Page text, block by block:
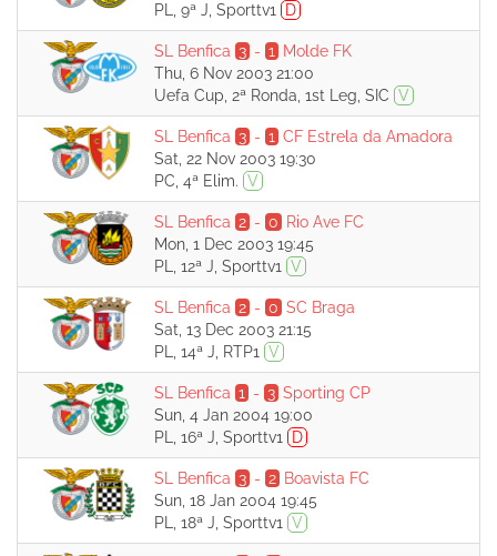
PL, 9ª J, Sporttv1
D
SL Benfica 3 - 1
Molde FK
Thu, 6 Nov 2003 21:00
Uefa Cup, 2ª Ronda, 1st Leg, SIC V
SL Benfica 3 - 1 CF Estrela da Amadora
Sat, 22 Nov 2003 19:30
PC, 4ª Elim. V
SL Benfica 2 - 0
Rio Ave FC
Mon, 1 Dec 2003 19:45
PL, 12ª J, Sporttv1
V
SL Benfica 2 - 0 SC Braga
Sat, 13 Dec 2003 21:15
PL, 14ª J, RTP1
V
SL Benfica 1 - 3 Sporting CP
Sun, 4 Jan 2004 19:00
PL, 16ª J, Sporttv1
D
SL Benfica 3 - 2 Boavista FC
Sun, 18 Jan 2004 19:45
PL, 18ª J, Sporttv1
V